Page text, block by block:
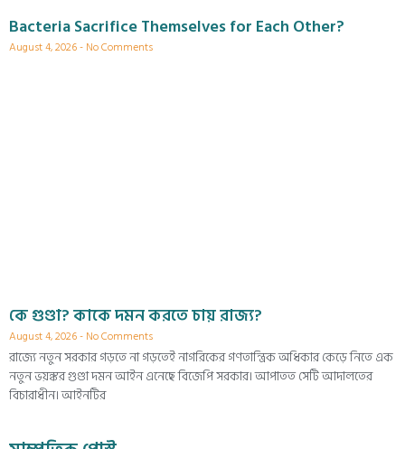
Bacteria Sacrifice Themselves for Each Other?
August 4, 2026 No Comments
কে গুণ্ডা? কাকে দমন করতে চায় রাজ্য?
August 4, 2026 No Comments
রাজ্যে নতুন সরকার গড়তে না গড়তেই নাগরিকের গণতান্ত্রিক অধিকার কেড়ে নিতে এক
নতুন ভয়ঙ্কর গুণ্ডা দমন আইন এনেছে বিজেপি সরকার। আপাতত সেটি আদালতের
বিচারাধীন। আইনটির